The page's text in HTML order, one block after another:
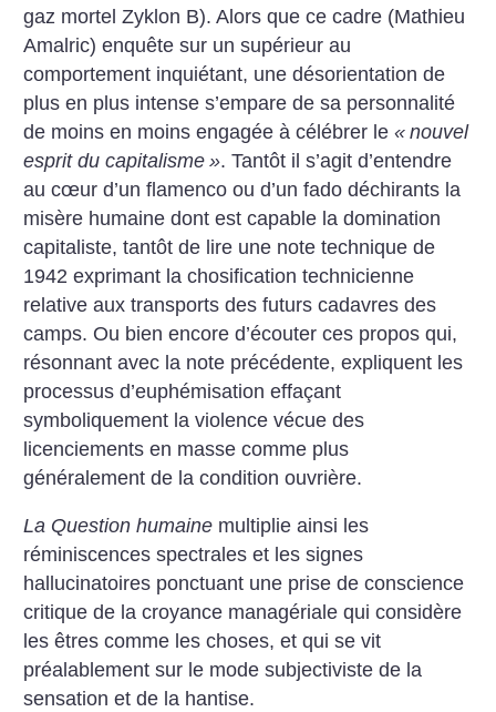
gaz mortel Zyklon B). Alors que ce cadre (Mathieu
Amalric) enquête sur un supérieur au
comportement inquiétant, une désorientation de
plus en plus intense s’empare de sa personnalité
de moins en moins engagée à célébrer le« nouvel
esprit du capitalisme ». Tantôt il s’agit d’entendre
au cœur d’un flamenco ou d’un fado déchirants la
misère humaine dont est capable la domination
capitaliste, tantôt de lire une note technique de
1942 exprimant la chosification technicienne
relative aux transports des futurs cadavres des
camps. Ou bien encore d’écouter ces propos qui,
résonnant avec la note précédente, expliquent les
processus d’euphémisation effaçant
symboliquement la violence vécue des
licenciements en masse comme plus
généralement de la condition ouvrière.
La Question humaine multiplie ainsi les
réminiscences spectrales et les signes
hallucinatoires ponctuant une prise de conscience
critique de la croyance managériale qui considère
les êtres comme les choses, et qui se vit
préalablement sur le mode subjectiviste de la
sensation et de la hantise.